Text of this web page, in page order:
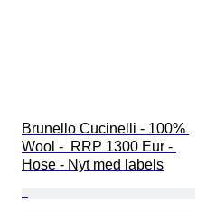
Brunello Cucinelli - 100%
Wool -  RRP 1300 Eur -
Hose - Nyt med labels